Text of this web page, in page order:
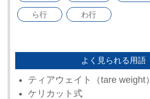
ら行 わ行
よく見られる用語
ティアウェイト（tare weight）
ケリカット式